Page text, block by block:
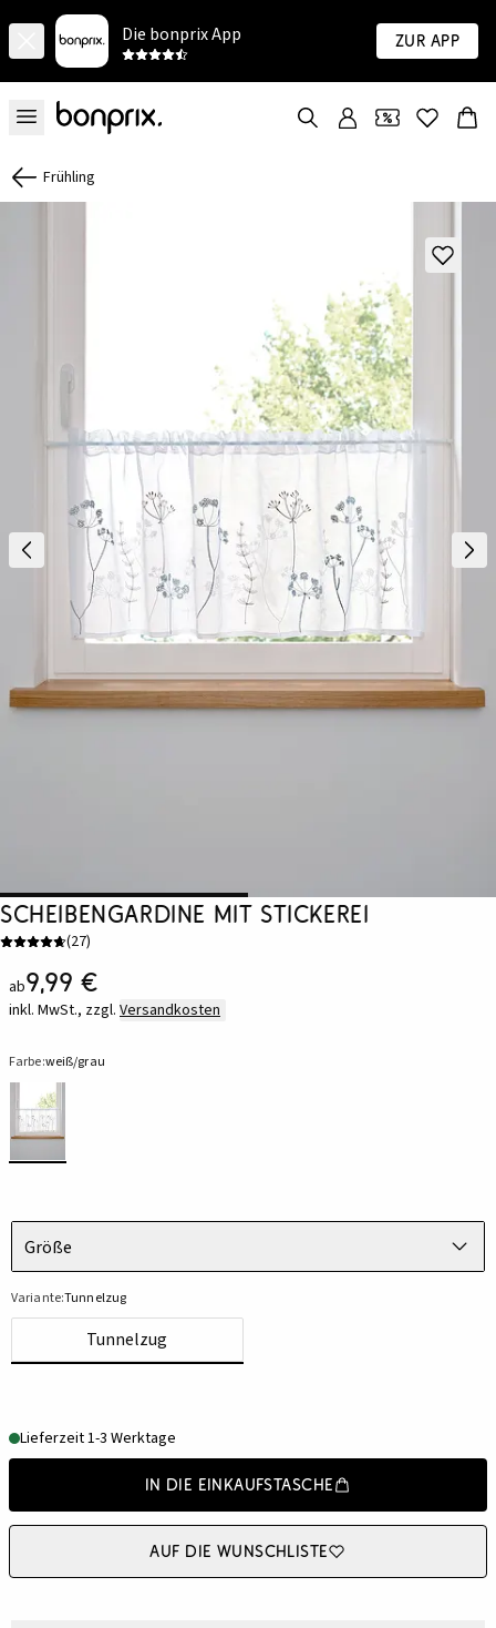
Die bonprix App Zur App
Frühling
Scheibengardine mit Stickerei
(27)
ab9,99 €
inkl. MwSt., zzgl. Versandkosten
Farbe:weiß/grau
Größe
Variante:Tunnelzug
Tunnelzug
Lieferzeit 1-3 Werktage
In die Einkaufstasche
Auf die Wunschliste